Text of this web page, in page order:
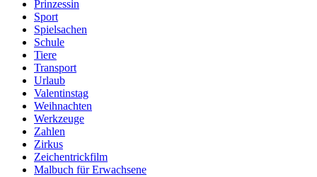
Prinzessin
Sport
Spielsachen
Schule
Tiere
Transport
Urlaub
Valentinstag
Weihnachten
Werkzeuge
Zahlen
Zirkus
Zeichentrickfilm
Malbuch für Erwachsene